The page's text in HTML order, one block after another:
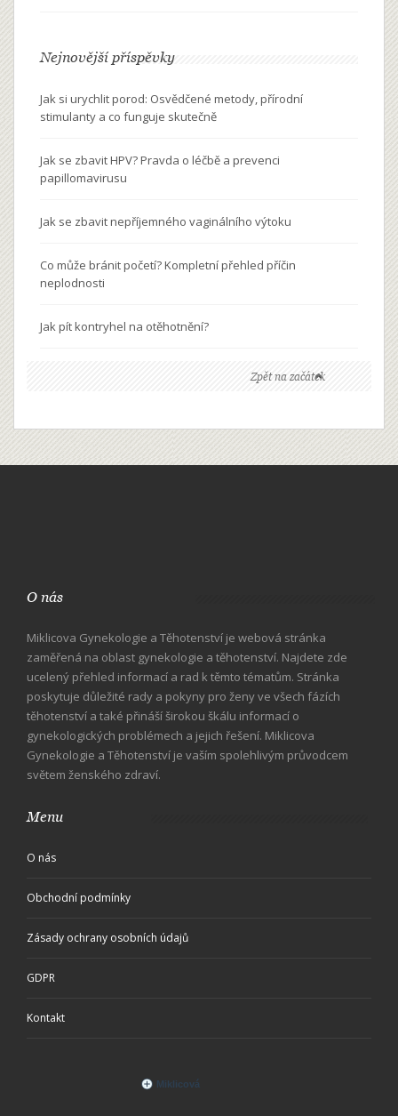
Nejnovější příspěvky
Jak si urychlit porod: Osvědčené metody, přírodní
stimulanty a co funguje skutečně
Jak se zbavit HPV? Pravda o léčbě a prevenci
papillomavirusu
Jak se zbavit nepříjemného vaginálního výtoku
Co může bránit početí? Kompletní přehled příčin
neplodnosti
Jak pít kontryhel na otěhotnění?
Zpět na začátek
O nás
Miklicova Gynekologie a Těhotenství je webová stránka
zaměřená na oblast gynekologie a těhotenství. Najdete zde
ucelený přehled informací a rad k těmto tématům. Stránka
poskytuje důležité rady a pokyny pro ženy ve všech fázích
těhotenství a také přináší širokou škálu informací o
gynekologických problémech a jejich řešení. Miklicova
Gynekologie a Těhotenství je vaším spolehlivým průvodcem
světem ženského zdraví.
Menu
O nás
Obchodní podmínky
Zásady ochrany osobních údajů
GDPR
Kontakt